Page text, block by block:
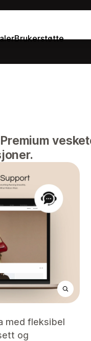
Brukerstøtte
Premium
med fleksibel
og